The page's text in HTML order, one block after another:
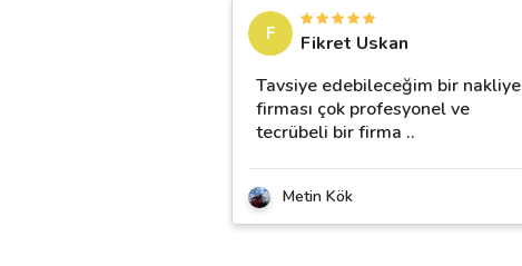
F
Fikret Uskan
Tavsiye edebileceğim bir nakliye
firması çok profesyonel ve
tecrübeli bir firma ..
Metin Kök